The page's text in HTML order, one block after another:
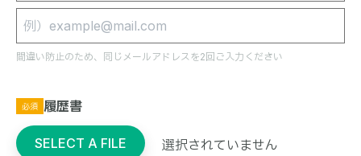
間違い防止のため、同じメールアドレスを2回ご入力ください
必須 履歴書
SELECT A FILE 選択されていません